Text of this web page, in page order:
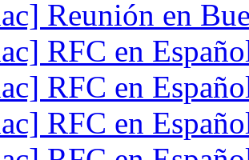
Reunión en
RFC en
RFC en
RFC en